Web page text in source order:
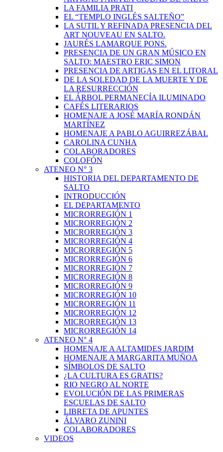
LA FAMILIA PRATI
EL “TEMPLO INGLÉS SALTEÑO”
LA SUTIL Y REFINADA PRESENCIA DEL
ART NOUVEAU EN SALTO.
JAURÉS LAMARQUE PONS.
PRESENCIA DE UN GRAN MÚSICO EN
SALTO: MAESTRO ERIC SIMON
PRESENCIA DE ARTIGAS EN EL LITORAL
DE LA SOLEDAD DE LA MUERTE Y DE
LA RESURRECCIÓN
EL ÁRBOL PERMANECÍA ILUMINADO
CAFÉS LITERARIOS
HOMENAJE A JOSÉ MARÍA RONDÁN
MARTÍNEZ
HOMENAJE A PABLO AGUIRREZÁBAL
CAROLINA CUNHA
COLABORADORES
COLOFÓN
ATENEO N° 3
HISTORIA DEL DEPARTAMENTO DE
SALTO
INTRODUCCIÓN
EL DEPARTAMENTO
MICRORREGIÓN 1
MICRORREGIÓN 2
MICRORREGIÓN 3
MICRORREGIÓN 4
MICRORREGIÓN 5
MICRORREGIÓN 6
MICRORREGIÓN 7
MICRORREGIÓN 8
MICRORREGIÓN 9
MICRORREGIÓN 10
MICRORREGIÓN 11
MICRORREGIÓN 12
MICRORREGIÓN 13
MICRORREGIÓN 14
ATENEO N° 4
HOMENAJE A ALTAMIDES JARDIM
HOMENAJE A MARGARITA MUÑOA
SÍMBOLOS DE SALTO
¿LA CULTURA ES GRATIS?
RIO NEGRO AL NORTE
EVOLUCIÓN DE LAS PRIMERAS
ESCUELAS DE SALTO
LIBRETA DE APUNTES
ÁLVARO ZUNINI
COLABORADORES
VIDEOS